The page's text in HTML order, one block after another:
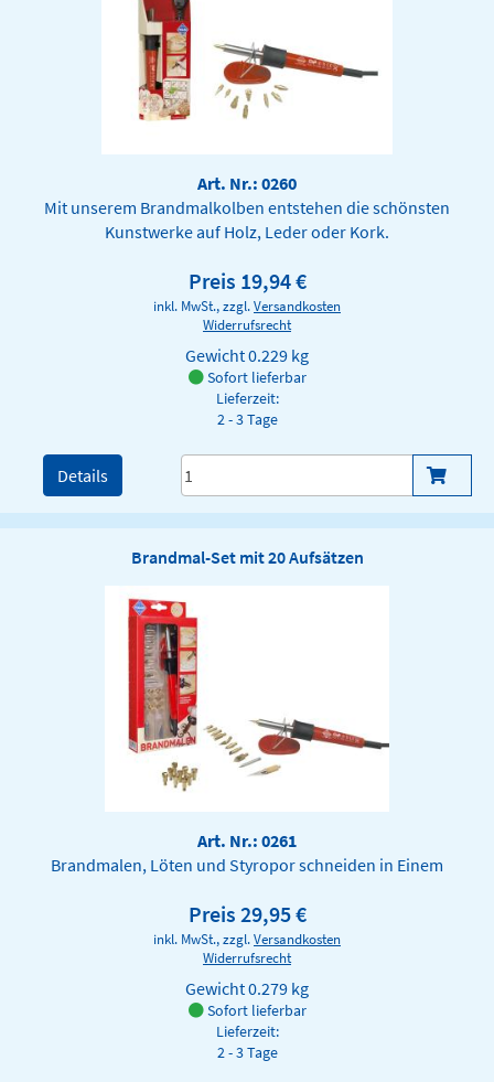
Art. Nr.: 0260
Mit unserem Brandmalkolben entstehen die schönsten
Kunstwerke auf Holz, Leder oder Kork.
Preis 19,94 €
inkl. MwSt., zzgl.Versandkosten
Widerrufsrecht
Gewicht0.229 kg
Sofort lieferbar
Lieferzeit:
2 - 3 Tage
Details
Brandmal-Set mit 20 Aufsätzen
Art. Nr.: 0261
Brandmalen, Löten und Styropor schneiden in Einem
Preis 29,95 €
inkl. MwSt., zzgl.Versandkosten
Widerrufsrecht
Gewicht0.279 kg
Sofort lieferbar
Lieferzeit:
2 - 3 Tage